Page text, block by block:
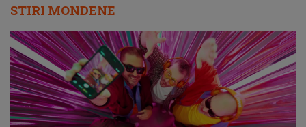
STIRI MONDENE